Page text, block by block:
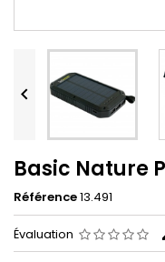

Basic Nature
Référence13.491
Évaluation